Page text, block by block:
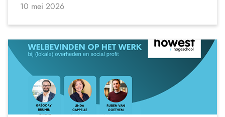
10 mei 2026